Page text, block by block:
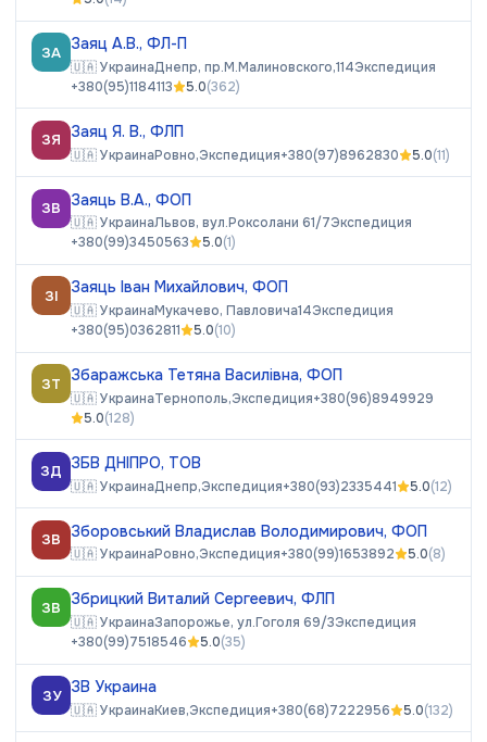
ЗА Заяц А.В., ФЛ-П
🇺🇦УкраинаДнепр, пр.М.Малиновского,114Экспедиция
+380(95)1184113
5.0(362)
ЗЯ Заяц Я. В., ФЛП
🇺🇦УкраинаРовно,Экспедиция+380(97)8962830 5.0(11)
ЗВ Заяць В.А., ФОП
🇺🇦УкраинаЛьвов, вул.Роксолани 61/7Экспедиция
+380(99)3450563
5.0(1)
ЗІ Заяць Іван Михайлович, ФОП
🇺🇦УкраинаМукачево, Павловича14Экспедиция
+380(95)0362811
5.0(10)
ЗТ Збаражська Тетяна Василівна, ФОП
🇺🇦УкраинаТернополь,Экспедиция+380(96)8949929
5.0(128)
ЗД ЗБВ ДНІПРО, ТОВ
🇺🇦УкраинаДнепр,Экспедиция+380(93)2335441 5.0(12)
ЗВ Зборовський Владислав Володимирович, ФОП
🇺🇦УкраинаРовно,Экспедиция+380(99)1653892 5.0(8)
ЗВ Збрицкий Виталий Сергеевич, ФЛП
🇺🇦УкраинаЗапорожье, ул.Гоголя 69/3Экспедиция
+380(99)7518546
5.0(35)
ЗУ ЗВ Украина
🇺🇦УкраинаКиев,Экспедиция+380(68)7222956 5.0(132)